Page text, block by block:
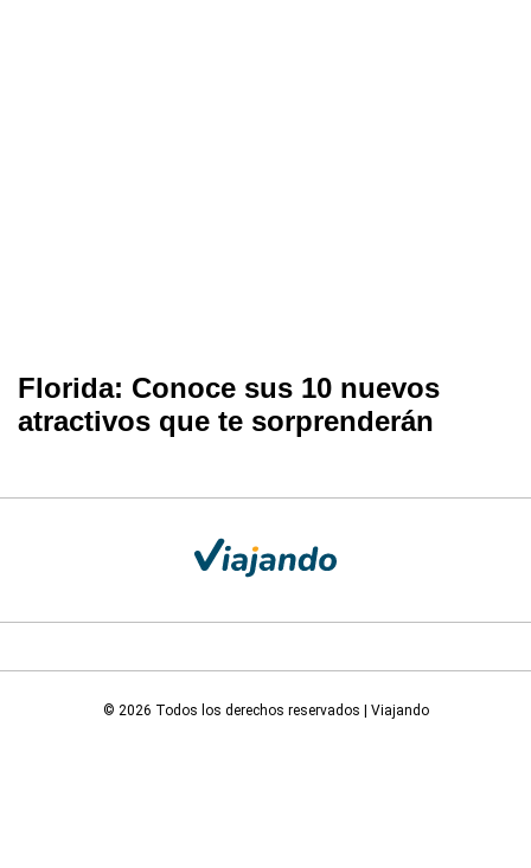
Florida: Conoce sus 10 nuevos
atractivos que te sorprenderán
© 2026 Todos los derechos reservados | Viajando